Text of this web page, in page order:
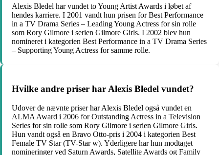
Alexis Bledel har vundet to Young Artist Awards i løbet af
hendes karriere. I 2001 vandt hun prisen for Best Performance
in a TV Drama Series – Leading Young Actress for sin rolle
som Rory Gilmore i serien Gilmore Girls. I 2002 blev hun
nomineret i kategorien Best Performance in a TV Drama Series
– Supporting Young Actress for samme rolle.
Hvilke andre priser har Alexis Bledel vundet?
Udover de nævnte priser har Alexis Bledel også vundet en
ALMA Award i 2006 for Outstanding Actress in a Television
Series for sin rolle som Rory Gilmore i serien Gilmore Girls.
Hun vandt også en Bravo Otto-pris i 2004 i kategorien Best
Female TV Star (TV-Star w). Yderligere har hun modtaget
nomineringer ved Saturn Awards, Satellite Awards og Family